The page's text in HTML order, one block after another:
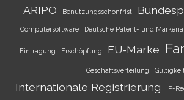
ARIPO Benutzungsschonfrist
Computersoftware Deutsche Patent- und
Eintragung Erschöpfung EU-Marke
Geschäftsverteilung Gültigkeit
Internationale Registrierung IP-